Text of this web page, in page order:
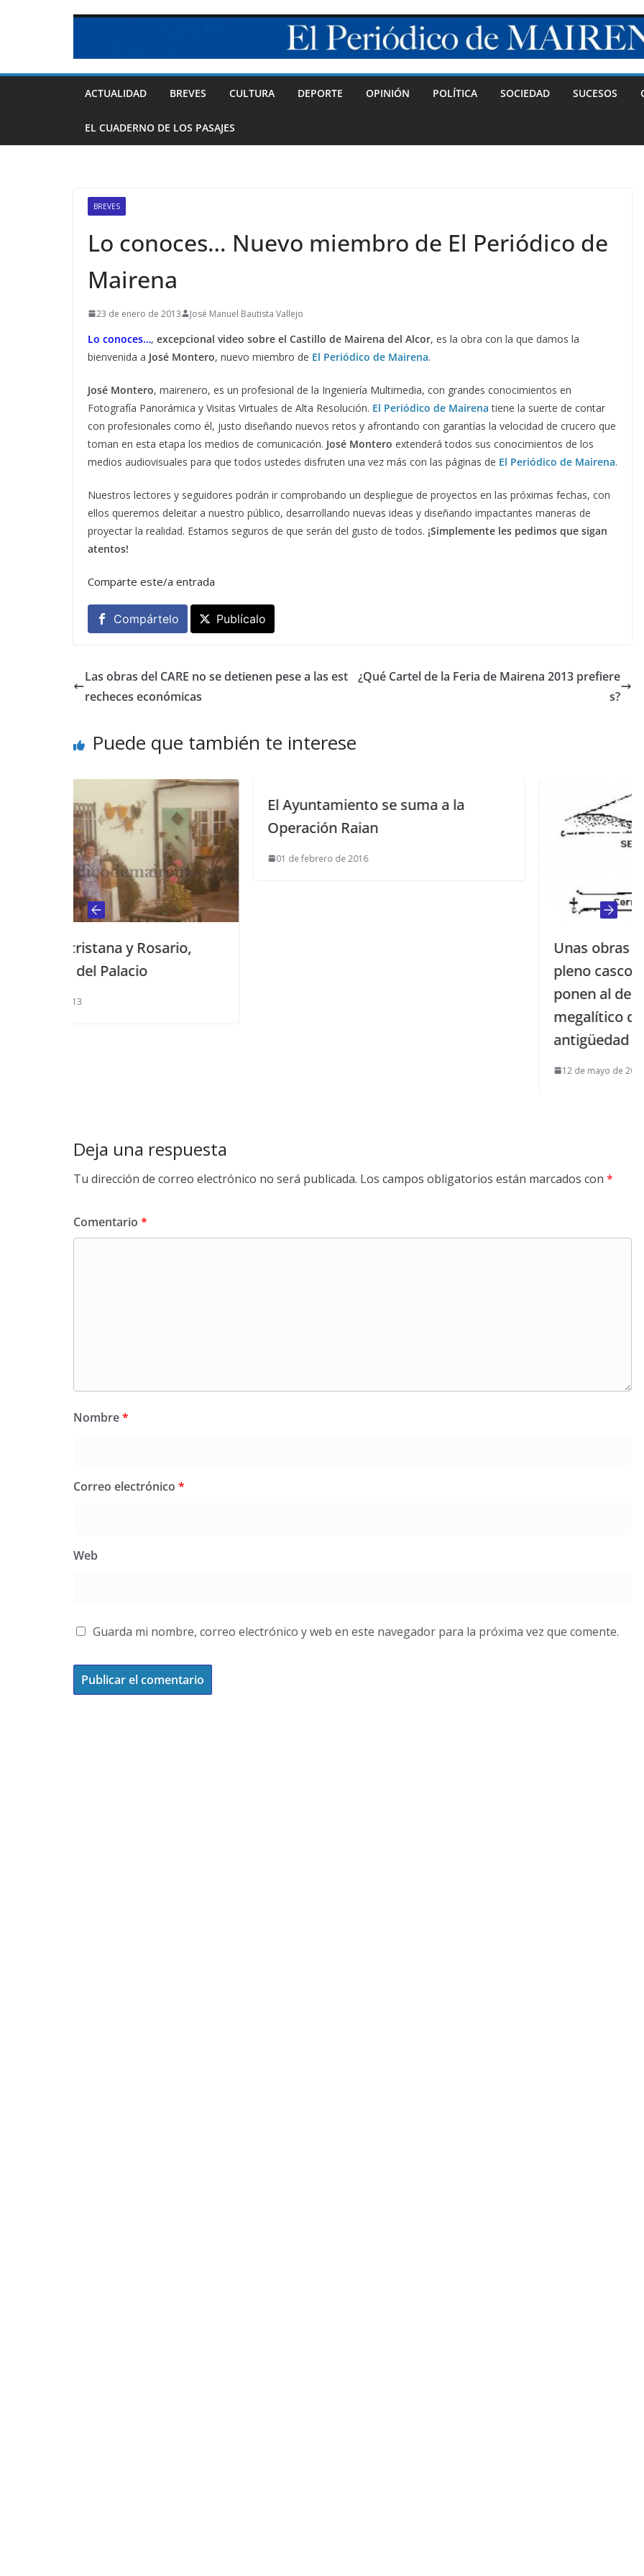
ACTUALIDAD BREVES CULTURA DEPORTE OPINIÓN POLÍTICA SOCIEDAD SUCESOS
EL CUADERNO DE LOS PASAJES
BREVES
Lo conoces… Nuevo miembro de El Periódico de
Mairena
23 de enero de 2013 José Manuel Bautista Vallejo
Lo conoces…, excepcional video sobre el Castillo de Mairena del Alcor, es la obra con la que damos la
bienvenida a José Montero, nuevo miembro de El Periódico de Mairena.
José Montero, mairenero, es un profesional de la Ingeniería Multimedia, con grandes conocimientos en
Fotografía Panorámica y Visitas Virtuales de Alta Resolución. El Periódico de Mairena tiene la suerte de contar
con profesionales como él, justo diseñando nuevos retos y afrontando con garantías la velocidad de crucero que
toman en esta etapa los medios de comunicación. José Montero extenderá todos sus conocimientos de los
medios audiovisuales para que todos ustedes disfruten una vez más con las páginas de El Periódico de Mairena.
Nuestros lectores y seguidores podrán ir comprobando un despliegue de proyectos en las próximas fechas, con
ellos queremos deleitar a nuestro público, desarrollando nuevas ideas y diseñando impactantes maneras de
proyectar la realidad. Estamos seguros de que serán del gusto de todos. ¡Simplemente les pedimos que sigan
atentos!
Comparte este/a entrada
Compártelo Publícalo
Las obras del CARE no se detienen pese a las est
recheces económicas
¿Qué Cartel de la Feria de Mairena 2013 prefiere
s?
Puede que también te interese
El Ayuntamiento se suma a la
Operación Raian
01 de febrero de 2016
Unas obras de infraestructura en
pleno casco histórico de Carmona,
ponen al descubierto un dolmen
megalítico de 4.500 años de
Deja una respuesta
Tu dirección de correo electrónico no será publicada. Los campos obligatorios están marcados con *
Comentario *
Nombre*
Correo electrónico *
Web
Guarda mi nombre, correo electrónico y web en este navegador para la próxima vez que comente.